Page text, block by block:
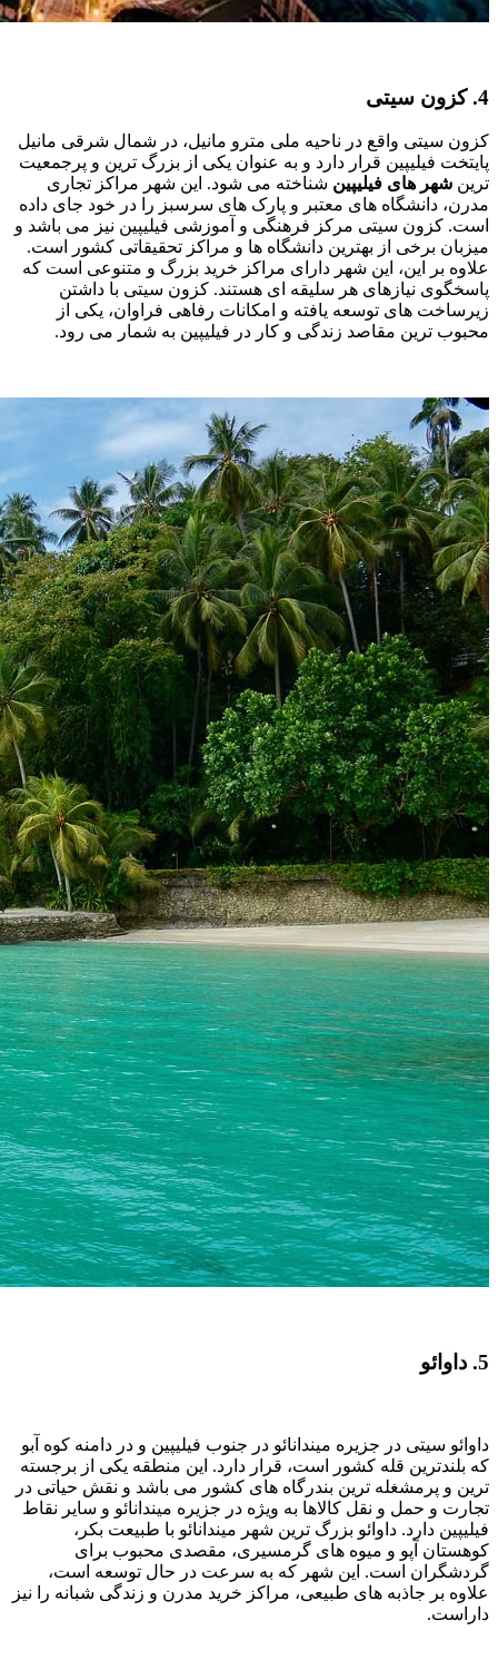
4. کزون سیتی
کزون سیتی واقع در ناحیه ملی مترو مانیل، در شمال شرقی مانیل
پایتخت فیلیپین قرار دارد و به عنوان یکی از بزرگ ‌ترین و پرجمعیت
‌ترین شهر های فیلیپین شناخته می ‌شود. این شهر مراکز تجاری
مدرن، دانشگاه ‌های معتبر و پارک‌ های سرسبز را در خود جای داده
است. کزون سیتی مرکز فرهنگی و آموزشی فیلیپین نیز می باشد و
میزبان برخی از بهترین دانشگاه‌ ها و مراکز تحقیقاتی کشور است.
علاوه بر این، این شهر دارای مراکز خرید بزرگ و متنوعی است که
پاسخگوی نیازهای هر سلیقه ‌ای هستند. کزون سیتی با داشتن
زیرساخت‌ های توسعه‌ یافته و امکانات رفاهی فراوان، یکی از
محبوب ‌ترین مقاصد زندگی و کار در فیلیپین به شمار می ‌رود.
5. داوائو
داوائو سیتی در جزیره میندانائو در جنوب فیلیپین و در دامنه کوه آبو
که بلندترین قله کشور است، قرار دارد. این منطقه یکی از برجسته
ترین و پرمشغله‌ ترین بندرگاه‌ های کشور می باشد و نقش حیاتی در
تجارت و حمل و نقل کالاها به ویژه در جزیره میندانائو و سایر نقاط
فیلیپین دارد. داوائو بزرگ ترین شهر میندانائو با طبیعت بکر،
کوهستان آپو و میوه‌ های گرمسیری، مقصدی محبوب برای
گردشگران است. این شهر که به سرعت در حال توسعه است،
علاوه بر جاذبه ‌های طبیعی، مراکز خرید مدرن و زندگی شبانه‌ را نیز
داراست.